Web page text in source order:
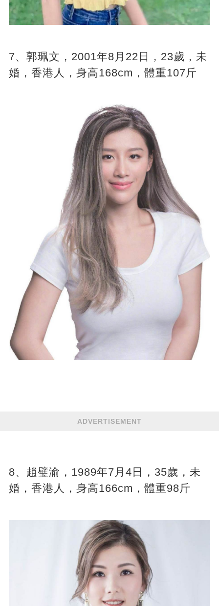
7、郭珮文，2001年8月22日，23歲，未
婚，香港人，身高168cm，體重107斤
ADVERTISEMENT
8、趙璧渝，1989年7月4日，35歲，未
婚，香港人，身高166cm，體重98斤